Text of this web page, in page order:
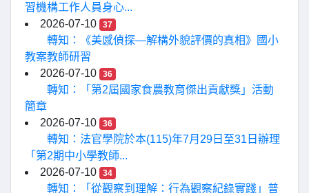
習機構工作人員身心...
2026-07-10
37
轉知：《美感偵探—解構外貌評價的真相》國小
教案教師研習
2026-07-10
36
轉知：「第2屆國家食農教育傑出貢獻獎」活動
簡章
2026-07-10
36
轉知：法官學院於本(115)年7月29日至31日辦理
「第2期中小學教師...
2026-07-10
34
轉知：「從觀察到理解：行為觀察紀錄實踐」普